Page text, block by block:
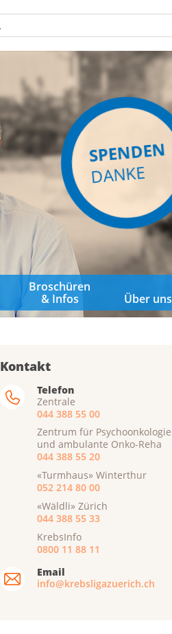
SPENDEN
DANKE
Broschüren
& Infos
Über uns
Kontakt
Telefon
Zentrale
044 388 55 00
Zentrum für Psychoonkologie
und ambulante Onko-Reha
044 388 55 20
«Turmhaus» Winterthur
052 214 80 00
«Wäldli» Zürich
044 388 55 33
KrebsInfo
0800 11 88 11
Email
info@krebsligazuerich.ch